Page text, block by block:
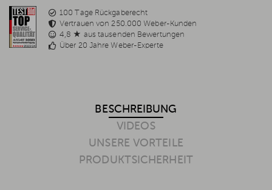
100 Tage Rückgaberecht
Vertrauen von 250.000 Weber-Kunden
4,8 ★ aus tausenden Bewertungen
Über 20 Jahre Weber-Experte
BESCHREIBUNG
VIDEOS
UNSERE VORTEILE
PRODUKTSICHERHEIT